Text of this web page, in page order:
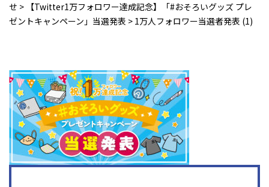
せ > 【Twitter1万フォロワー達成記念】「#おそろいグッズ プレ
ゼントキャンペーン」当選発表 > 1万人フォロワー当選者発表 (1)